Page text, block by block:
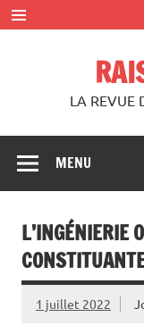
Skip
to
content
LA REVUE
MENU
L’INGÉNIERIE
1 juillet 2022